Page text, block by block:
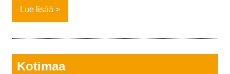
Lue lisää
Kotimaa